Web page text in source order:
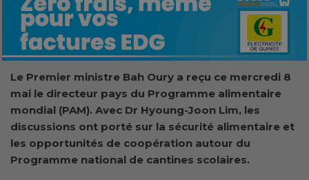
Le Premier ministre Bah Oury a reçu ce mercredi 8
mai le directeur pays du Programme alimentaire
mondial (PAM). Avec Dr Hyoung-Joon Lim, les
discussions ont porté sur la sécurité alimentaire et
les opportunités de coopération autour du
Programme national de cantines scolaires.